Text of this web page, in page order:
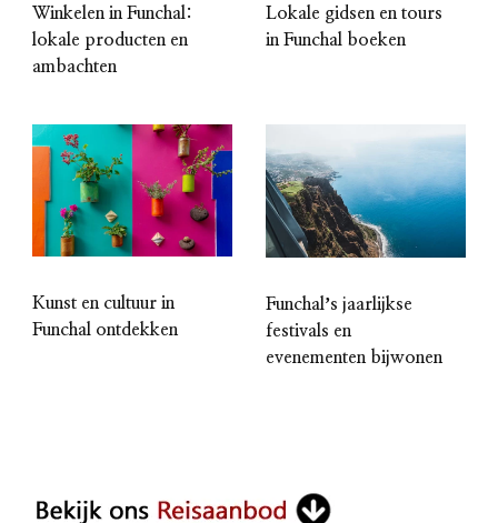
Winkelen in Funchal:
lokale producten en
ambachten
Lokale gidsen en tours
in Funchal boeken
Kunst en cultuur in
Funchal ontdekken
Funchalʼs jaarlijkse
festivals en
evenementen bijwonen